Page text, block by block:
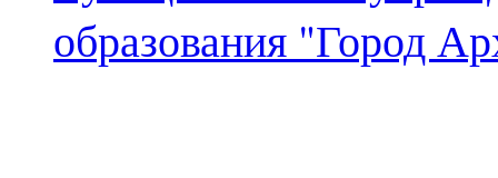
образования "Город